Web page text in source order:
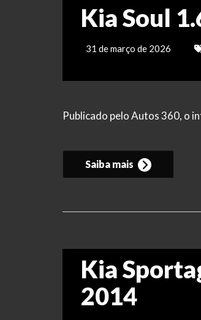
Kia Soul
31 de março de 2026
Publicado pelo Autos 360, o
Saiba mais
Kia
2014